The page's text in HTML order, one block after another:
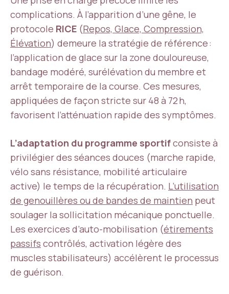
complications. À l’apparition d’une gêne, le
protocole RICE (Repos, Glace, Compression,
Élévation) demeure la stratégie de référence :
l’application de glace sur la zone douloureuse,
bandage modéré, surélévation du membre et
arrêt temporaire de la course. Ces mesures,
appliquées de façon stricte sur 48 à 72 h,
favorisent l’atténuation rapide des symptômes.
L’adaptation du programme sportifconsiste à
privilégier des séances douces (marche rapide,
vélo sans résistance, mobilité articulaire
active) le temps de la récupération. L’utilisation
de genouillères ou de bandes de maintien peut
soulager la sollicitation mécanique ponctuelle.
Les exercices d’auto-mobilisation (étirements
passifs contrôlés, activation légère des
muscles stabilisateurs) accélèrent le processus
de guérison.